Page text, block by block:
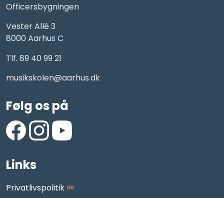
Officersbygningen
Vester Allé 3
8000 Aarhus C
Tlf. 89 40 99 21
musikskolen@aarhus.dk
Følg os på
Links
Privatlivspolitik